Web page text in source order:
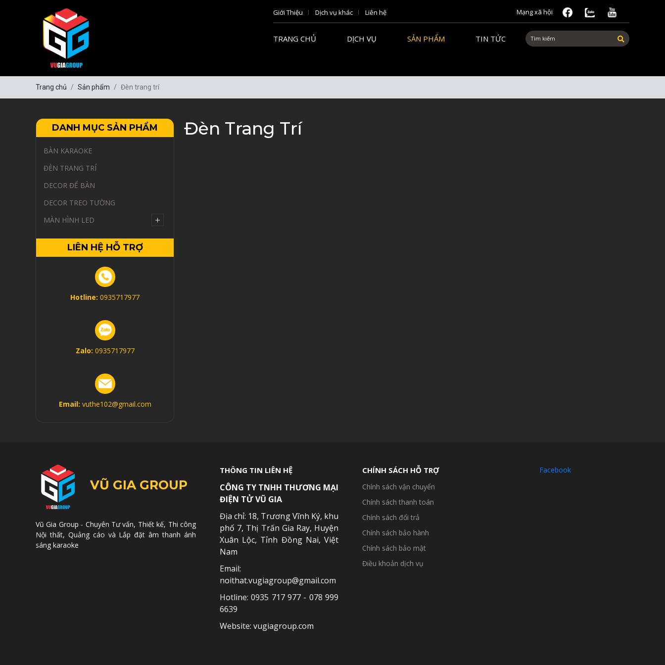
Giới Thiệu Dịch vụ khác Liên hệ Mạng xã hội
TRANG CHỦ DỊCH VỤ SẢN PHẨM TIN TỨC
Trang chủ Sản phẩm Đèn trang trí
DANH MỤC SẢN PHẨM
BÀN KARAOKE
ĐÈN TRANG TRÍ
DECOR ĐỂ BÀN
DECOR TREO TƯỜNG
MÀN HÌNH LED
LIÊN HỆ HỖ TRỢ
Hotline: 0935717977
Zalo: 0935717977
Email: vuthe102@gmail.com
Đèn Trang Trí
VŨ GIA GROUP
Vũ Gia Group - Chuyên Tư vấn, Thiết kế, Thi công
Nội thất, Quảng cáo và Lắp đặt âm thanh ánh
sáng karaoke
THÔNG TIN LIÊN HỆ
CÔNG TY TNHH THƯƠNG MẠI
ĐIỆN TỬ VŨ GIA
Địa chỉ: 18, Trương Vĩnh Ký, khu
phố 7, Thị Trấn Gia Ray, Huyện
Xuân Lộc, Tỉnh Đồng Nai, Việt
Nam
Email:
noithat.vugiagroup@gmail.com
Hotline: 0935 717 977 - 078 999
6639
Website: vugiagroup.com
CHÍNH SÁCH HỖ TRỢ
Chính sách vận chuyển
Chính sách thanh toán
Chính sách đổi trả
Chính sách bảo hành
Chính sách bảo mật
Điều khoản dịch vụ
Facebook